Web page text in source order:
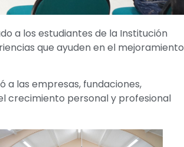
a los estudiantes de la Institución
que ayuden en el mejoramiento
a las empresas, fundaciones,
crecimiento personal y profesional